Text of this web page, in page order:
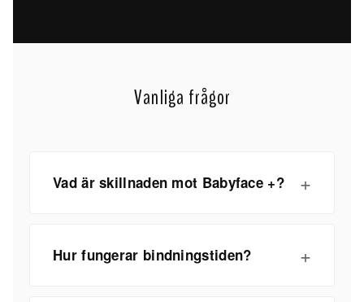
Vanliga frågor
Vad är skillnaden mot Babyface +?
Hur fungerar bindningstiden?